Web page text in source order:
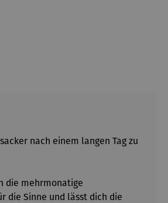
nach einem langen Tag zu
die mehrmonatige
die Sinne und lässt dich die